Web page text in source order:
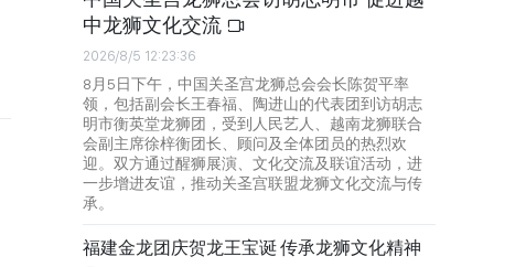
中龙狮文化交流
2026/8/5 12:23:36
8月5日下午，中国关圣宫龙狮总会会长陈贺平率
领，包括副会长王春福、陶进山的代表团到访胡志
明市衡英堂龙狮团，受到人民艺人、越南龙狮联合
会副主席徐梓衡团长、顾问及全体团员的热烈欢
迎。双方通过醒狮展演、文化交流及联谊活动，进
一步增进友谊，推动关圣宫联盟龙狮文化交流与传
承。
福建金龙团庆贺龙王宝诞 传承龙狮文化精神